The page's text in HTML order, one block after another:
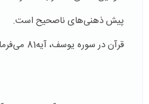
پیش ذهنی‌های ناصحیح است.
قرآن در سوره یوسف، آیه81 می‌فر‌ماید: